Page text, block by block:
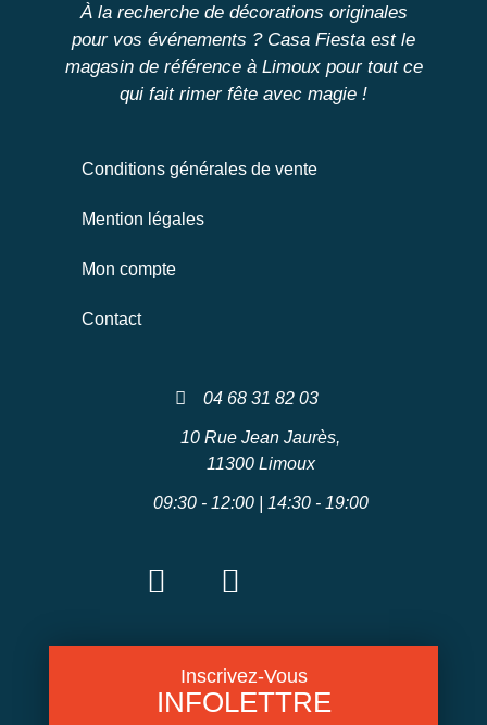
À la recherche de décorations originales
pour vos événements ? Casa Fiesta est le
magasin de référence à Limouxpour tout ce
qui fait rimer fête avec magie !
Conditions générales de vente
Mention légales
Mon compte
Contact
04 68 31 82 03
10 Rue Jean Jaurès,
11300 Limoux
09:30 - 12:00 | 14:30 - 19:00
Inscrivez-Vous
INFOLETTRE